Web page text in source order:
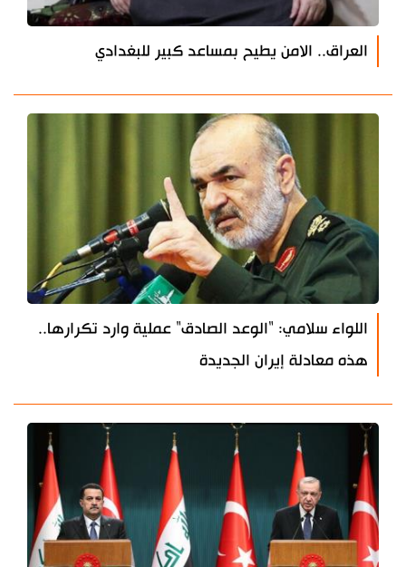
العراق.. الامن يطيح بمساعد كبير للبغدادي
اللواء سلامي: "الوعد الصادق" عملية وارد تكرارها..
هذه معادلة إيران الجديدة